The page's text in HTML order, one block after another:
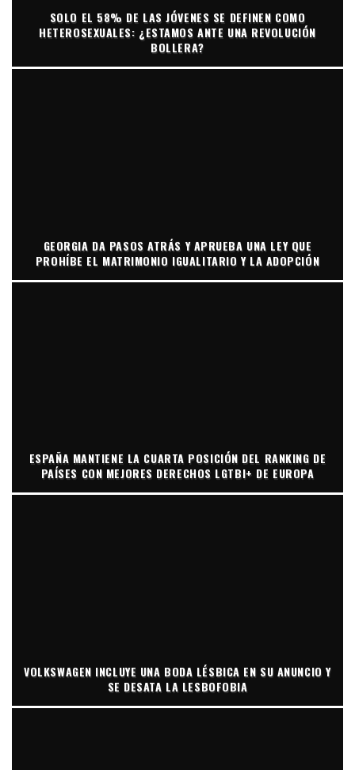
SOLO EL 58% DE LAS JÓVENES SE DEFINEN COMO
HETEROSEXUALES: ¿ESTAMOS ANTE UNA REVOLUCIÓN
BOLLERA?
GEORGIA DA PASOS ATRÁS Y APRUEBA UNA LEY QUE
PROHÍBE EL MATRIMONIO IGUALITARIO Y LA ADOPCIÓN
ESPAÑA MANTIENE LA CUARTA POSICIÓN DEL RANKING DE
PAÍSES CON MEJORES DERECHOS LGTBI+ DE EUROPA
VOLKSWAGEN INCLUYE UNA BODA LÉSBICA EN SU ANUNCIO Y
SE DESATA LA LESBOFOBIA